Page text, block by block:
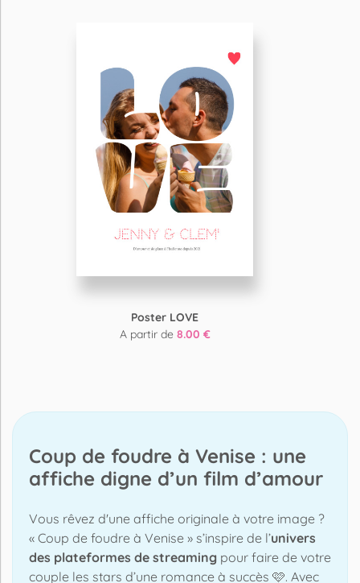
Poster LOVE
A partir de 8.00 €
Coup de foudre à Venise : une
affiche digne d’un film d’amour
Vous rêvez d'une affiche originale à votre image ?
« Coup de foudre à Venise » s’inspire de l’univers
des plateformes de streaming pour faire de votre
couple les stars d’une romance à succès 🩷. Avec